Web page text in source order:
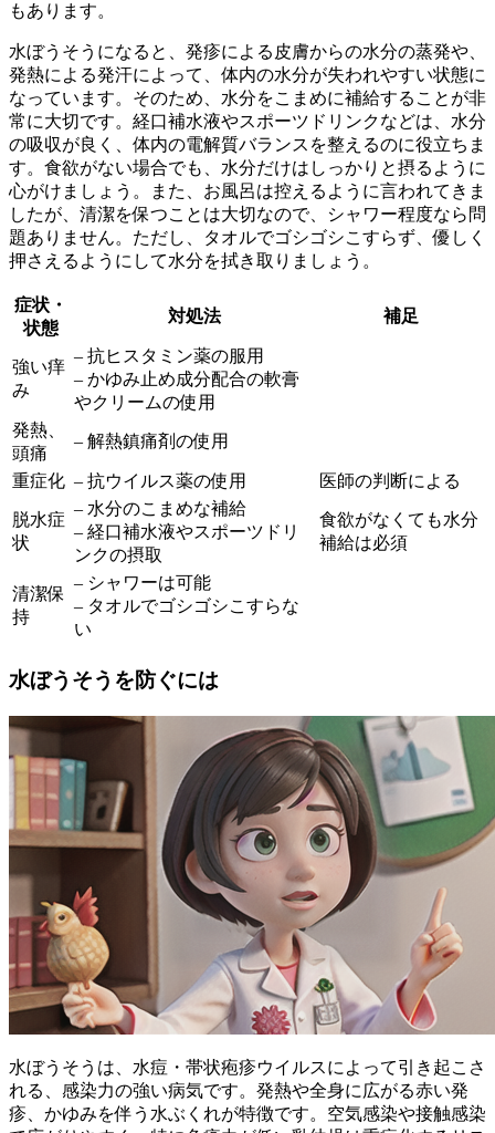
もあります。
水ぼうそうになると、発疹による皮膚からの水分の蒸発や、
発熱による発汗によって、体内の水分が失われやすい状態に
なっています。そのため、 水分をこまめに補給する ことが非
常に大切です。経口補水液やスポーツドリンクなどは、水分
の吸収が良く、体内の電解質バランスを整えるのに役立ちま
す。食欲がない場合でも、水分だけはしっかりと摂るように
心がけましょう。また、お風呂は控えるように言われてきま
したが、清潔を保つことは大切なので、シャワー程度なら問
題ありません。ただし、タオルでゴシゴシこすらず、優しく
押さえるようにして水分を拭き取りましょう。
症状・
状態
対処法 補足
強い痒
み
– 抗ヒスタミン薬の服用
– かゆみ止め成分配合の軟膏
やクリームの使用
発熱、
頭痛
– 解熱鎮痛剤の使用
重症化 – 抗ウイルス薬の使用 医師の判断による
脱水症
状
– 水分のこまめな補給
– 経口補水液やスポーツドリ
ンクの摂取
食欲がなくても水分
補給は必須
清潔保
持
– シャワーは可能
– タオルでゴシゴシこすらな
い
水ぼうそうを防ぐには
水ぼうそうは、水痘・帯状疱疹ウイルスによって引き起こさ
れる、感染力の強い病気です。発熱や全身に広がる赤い発
疹、かゆみを伴う水ぶくれが特徴です。空気感染や接触感染